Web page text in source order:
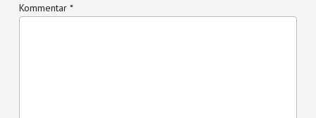
Kommentar *